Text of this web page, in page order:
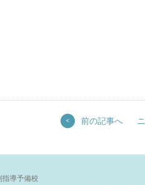
< 前の記事へ
指導予備校